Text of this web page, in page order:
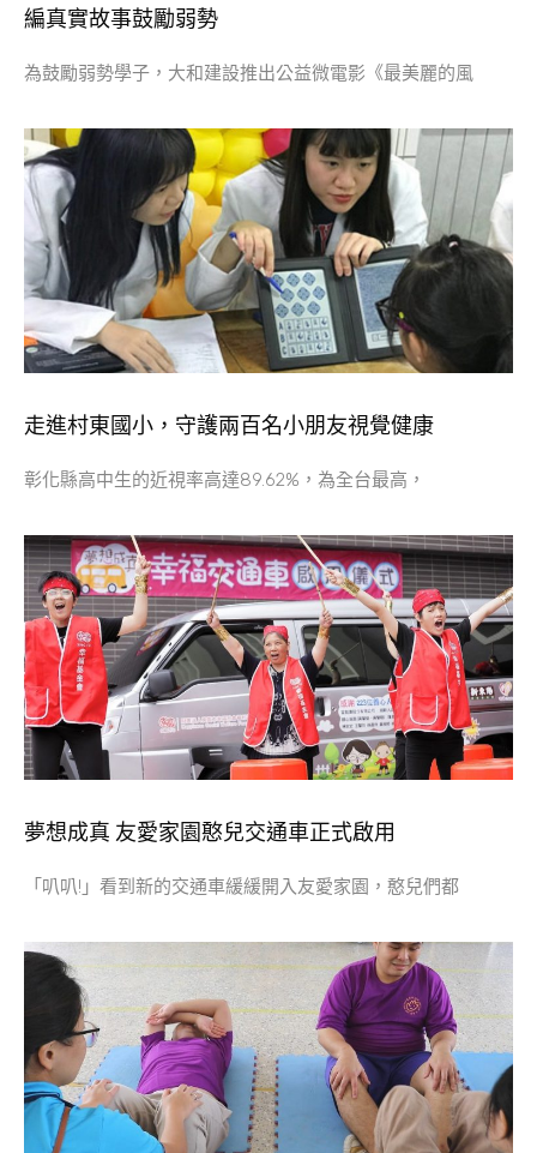
編真實故事鼓勵弱勢
為鼓勵弱勢學子，大和建設推出公益微電影《最美麗的風
走進村東國小，守護兩百名小朋友視覺健康
彰化縣高中生的近視率高達89.62%，為全台最高，
夢想成真 友愛家園憨兒交通車正式啟用
「叭叭!」看到新的交通車緩緩開入友愛家園，憨兒們都